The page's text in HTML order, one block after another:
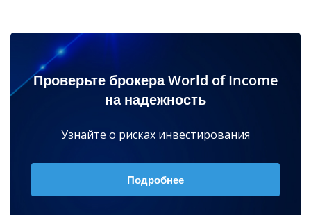
Проверьте брокера World of Income
на надежность
Узнайте о рисках инвестирования
Подробнее